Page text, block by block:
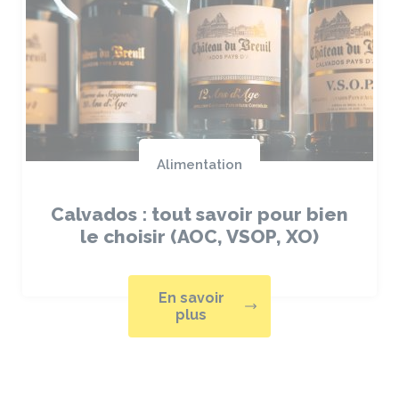
Alimentation
Calvados : tout savoir pour bien
le choisir (AOC, VSOP, XO)
En savoir
plus